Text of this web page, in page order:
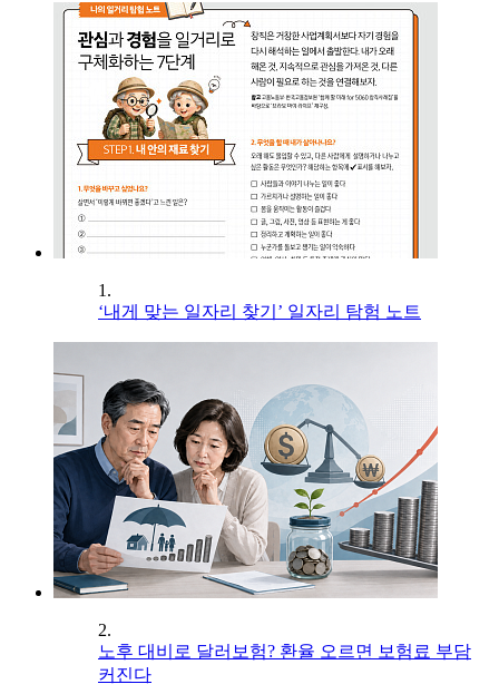
1.
‘내게 맞는 일자리 찾기’ 일자리 탐험 노트
2.
노후 대비로 달러보험? 환율 오르면 보험료 부담
커진다